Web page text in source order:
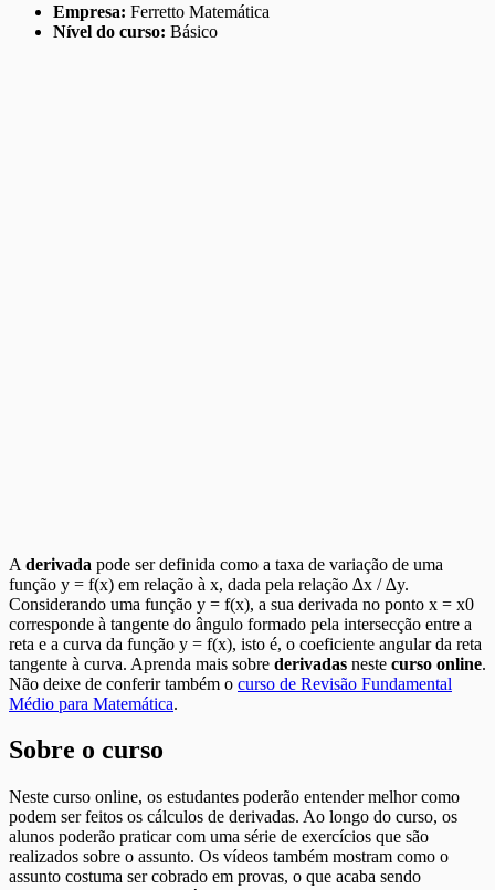
Empresa: Ferretto Matemática
Nível do curso: Básico
A derivada pode ser definida como a taxa de variação de uma
função y = f(x) em relação à x, dada pela relação ∆x / ∆y.
Considerando uma função y = f(x), a sua derivada no ponto x = x0
corresponde à tangente do ângulo formado pela intersecção entre a
reta e a curva da função y = f(x), isto é, o coeficiente angular da reta
tangente à curva. Aprenda mais sobre derivadas neste curso online.
Não deixe de conferir também o curso de Revisão Fundamental
Médio para Matemática.
Sobre o curso
Neste curso online, os estudantes poderão entender melhor como
podem ser feitos os cálculos de derivadas. Ao longo do curso, os
alunos poderão praticar com uma série de exercícios que são
realizados sobre o assunto. Os vídeos também mostram como o
assunto costuma ser cobrado em provas, o que acaba sendo